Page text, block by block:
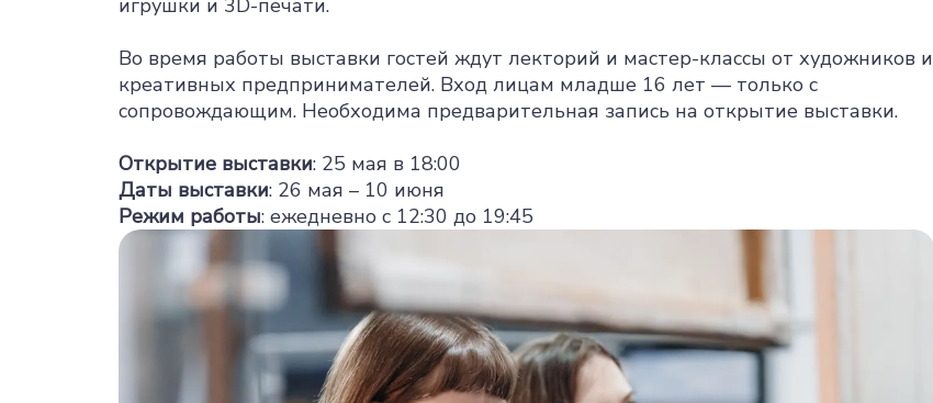
игрушки и 3D-печати.
Во время работы выставки гостей ждут лекторий и мастер-классы от художников и
креативных предпринимателей. Вход лицам младше 16 лет — только с
сопровождающим. Необходима предварительная запись на открытие выставки.
Открытие выставки: 25 мая в 18:00
Даты выставки: 26 мая – 10 июня
Режим работы: ежедневно с 12:30 до 19:45